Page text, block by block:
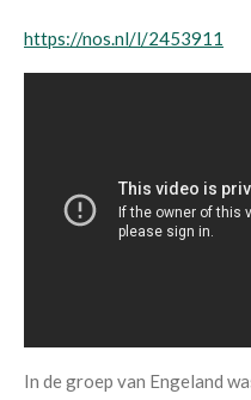
https://nos.nl/l/2453911
In de groep van Engeland